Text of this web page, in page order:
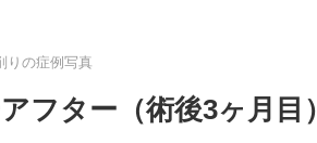
りの症例写真
フター（術後3ヶ月目）